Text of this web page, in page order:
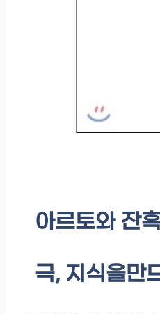
아르토와 잔
극, 지식을만